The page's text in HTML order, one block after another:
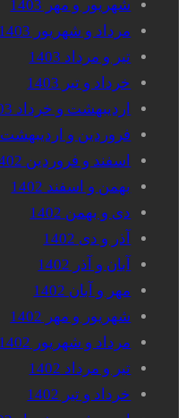
شهریور و مهر 1403
مرداد و شهریور 1403
تیر و مرداد 1403
خرداد و تیر 1403
اردیبهشت و خرداد 1403
فروردین و اردیبهشت 1403
اسفند و فروردین 1402
بهمن و اسفند 1402
دی و بهمن 1402
آذر و دی 1402
آبان و آذر 1402
مهر و آبان 1402
شهریور و مهر 1402
مرداد و شهریور 1402
تیر و مرداد 1402
خرداد و تیر 1402